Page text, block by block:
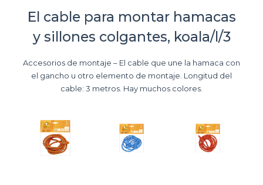
El cable para montar hamacas
y sillones colgantes, koala/l/3
Accesorios de montaje – El cable que une la hamaca con
el gancho u otro elemento de montaje. Longitud del
cable: 3 metros. Hay muchos colores.